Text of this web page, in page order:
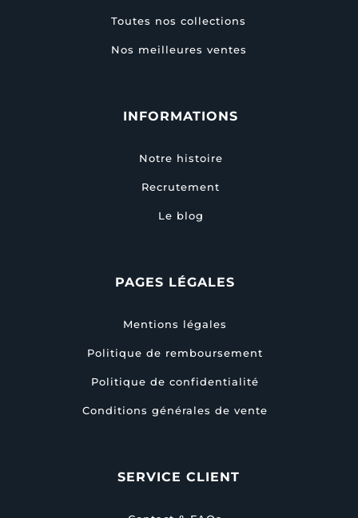
Toutes nos collections
Nos meilleures ventes
INFORMATIONS
Notre histoire
Recrutement
Le blog
PAGES LÉGALES
Mentions légales
Politique de remboursement
Politique de confidentialité
Conditions générales de vente
SERVICE CLIENT